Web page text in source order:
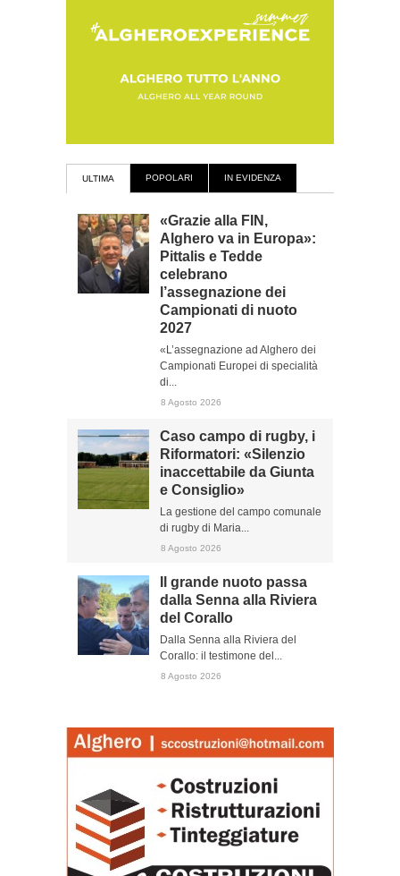
ULTIMA POPOLARI IN EVIDENZA
«Grazie alla FIN,
Alghero va in Europa»:
Pittalis e Tedde
celebrano
l’assegnazione dei
Campionati di nuoto
2027
«L’assegnazione ad Alghero dei
Campionati Europei di specialità
di...
8 Agosto 2026
Caso campo di rugby, i
Riformatori: «Silenzio
inaccettabile da Giunta
e Consiglio»
La gestione del campo comunale
di rugby di Maria...
8 Agosto 2026
Il grande nuoto passa
dalla Senna alla Riviera
del Corallo
Dalla Senna alla Riviera del
Corallo: il testimone del...
8 Agosto 2026